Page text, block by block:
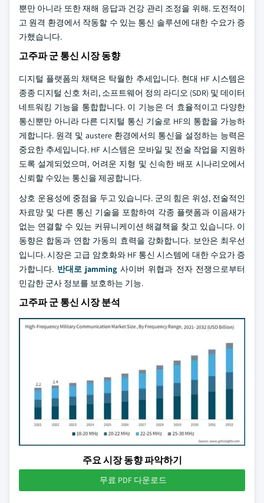
뿐만 아니라 또한 재해 응답과 건강 관리 조정을 위해. 도전적이
고 원격 환경에서 작동할 수 있는 통신 솔루션에 대한 수요가 증
가했습니다.
고주파 군 통신 시장 동향
디지털 플랫폼의 채택은 탁월한 추세입니다. 현대 HF 시스템은
종종 디지털 신호 처리, 소프트웨어 정의 라디오 (SDR) 및 데이터
네트워킹 기능을 통합합니다. 이 기능은 더 효율적이고 다양한
통신뿐만 아니라 다른 디지털 통신 기술로 HF의 통합을 가능하
게합니다. 원격 및 austere 환경에서의 통신을 설정하는 능력은
중요한 추세입니다. HF 시스템은 모바일 및 전술 작업을 지원하
도록 설계되었으며, 어려운 지형 및 신속한 배포 시나리오에서
신뢰할 수있는 통신을 제공합니다.
상호 운용성에 중점을 두고 있습니다. 군의 힘은 위성, 전술적인
자료망 및 다른 통신 기술을 포함하여 각종 플랫폼과 이음새가
없는 연결할 수 있는 커뮤니케이션 해결책을 찾고 있습니다. 이
동향은 합동과 연합 가동의 효력을 강화합니다. 보안은 최우선
입니다. 시장은 고급 암호화와 HF 통신 시스템에 대한 수요가 증
가합니다. 반대로 jamming 사이버 위협과 전자 전쟁으로부터
민감한 군사 정보를 보호하는 기능.
고주파 군 통신 시장 분석
주요 시장 동향 파악하기
무료 PDF 다운로드